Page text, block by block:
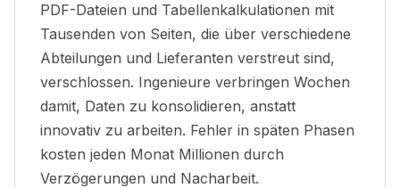
PDF-Dateien und Tabellenkalkulationen mit
Tausenden von Seiten, die über verschiedene
Abteilungen und Lieferanten verstreut sind,
verschlossen. Ingenieure verbringen Wochen
damit, Daten zu konsolidieren, anstatt
innovativ zu arbeiten. Fehler in späten Phasen
kosten jeden Monat Millionen durch
Verzögerungen und Nacharbeit.